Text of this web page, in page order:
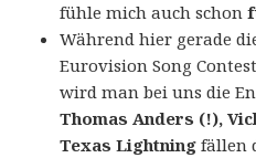
fühle mich auch schon
Während hier gerade
Eurovision Song
wird man bei uns die
Thomas Anders (!),
Texas Lightning fällen